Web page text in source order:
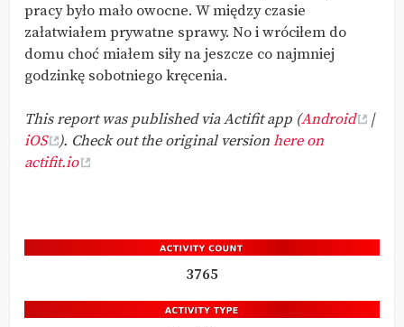
pracy było mało owocne. W między czasie
załatwiałem prywatne sprawy. No i wróciłem do
domu choć miałem siły na jeszcze co najmniej
godzinkę sobotniego kręcenia.
This report was published via Actifit app (Android
|
iOS
). Check out the original versionhere on
actifit.io
3765